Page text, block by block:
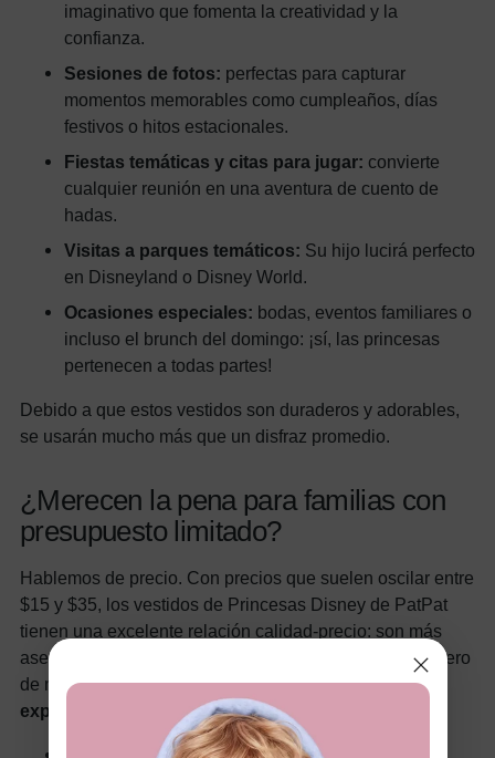
imaginativo que fomenta la creatividad y la
confianza.
Sesiones de fotos: perfectas para capturar
momentos memorables como cumpleaños, días
festivos o hitos estacionales.
Fiestas temáticas y citas para jugar: convierte
cualquier reunión en una aventura de cuento de
hadas.
Visitas a parques temáticos: Su hijo lucirá perfecto
en Disneyland o Disney World.
Ocasiones especiales: bodas, eventos familiares o
incluso el brunch del domingo: ¡sí, las princesas
pertenecen a todas partes!
Debido a que estos vestidos son duraderos y adorables,
se usarán mucho más que un disfraz promedio.
¿Merecen la pena para familias con
presupuesto limitado?
Hablemos de precio. Con precios que suelen oscilar entre
$15 y $35, los vestidos de Princesas Disney de PatPat
tienen una excelente relación calidad-precio: son más
asequibles que la mercancía de los Parques Disney, pero
de mayor calidad que las versiones de oferta.Aquí
explicamos por qué el precio está justificado: